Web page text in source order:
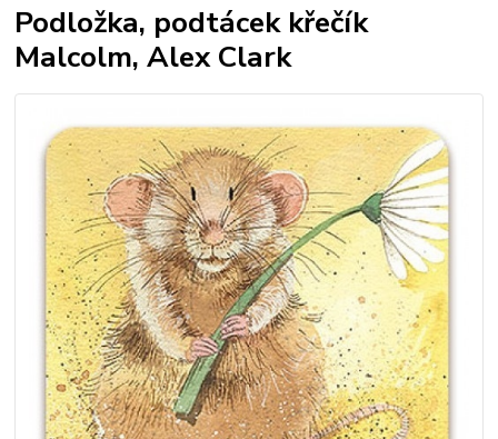
Podložka, podtácek křečík
Malcolm, Alex Clark